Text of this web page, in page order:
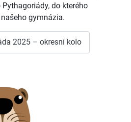
do kterého
gymnázia.
2025 – okresní kolo